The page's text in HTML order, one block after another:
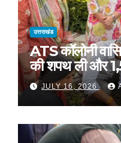
उत्तराखंड
ATS कॉलोनी
की शपथ ली और
JULY 16, 2026